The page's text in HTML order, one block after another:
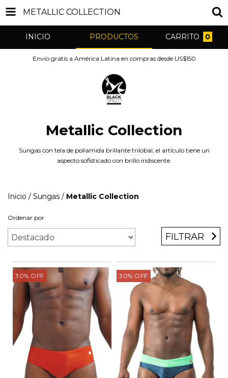
METALLIC COLLECTION
INICIO PRODUCTOS CARRITO 0
Envío gratis a América Latina en compras desde US$150
Metallic Collection
Sungas con tela de poliamida brillante trilobal, el artículo tiene un
aspecto sofisticado con brillo iridiscente.
Inicio / Sungas / Metallic Collection
Ordenar por
FILTRAR
30% OFF 30% OFF